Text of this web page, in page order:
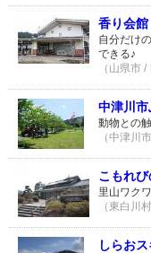
香り会館
自分だけ
できる♪
（山県市
中津川
動物との
（中津川
こもれび
里山ワク
（東白川
しらお